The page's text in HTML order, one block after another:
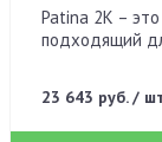
Patina 2K –
подходящий
23 643 руб. /